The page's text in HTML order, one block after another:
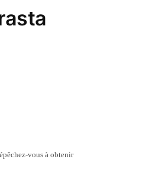
vous à obtenir